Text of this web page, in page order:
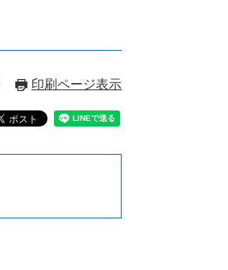
印刷ページ表示